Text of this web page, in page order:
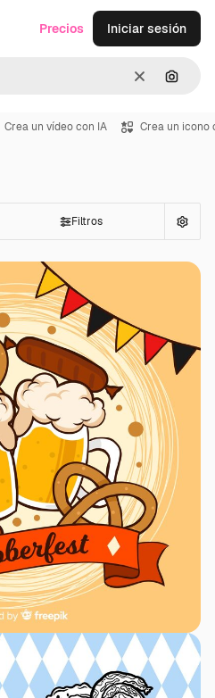
Borrar
Precios Iniciar sesión
Crea un vídeo con IA Crea un icono
Filtros